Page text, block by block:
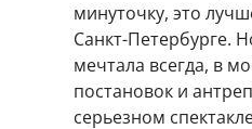
минуточку, это
Санкт-Петербурге.
мечтала всегда, в
постановок и
серьезном